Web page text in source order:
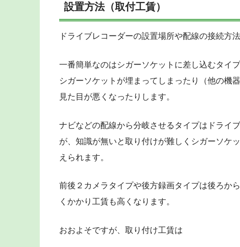
設置方法（取付工賃）
ドライブレコーダーの設置場所や配線の接続方
一番簡単なのはシガーソケットに差し込むタイ
シガーソケットが埋まってしまったり（他の機
見た目が悪くなったりします。
ナビなどの配線から分岐させるタイプはドライ
が、知識が無いと取り付けが難しくシガーソケ
えられます。
前後２カメラタイプや後方録画タイプは後ろか
くかかり工賃も高くなります。
おおよそですが、取り付け工賃は